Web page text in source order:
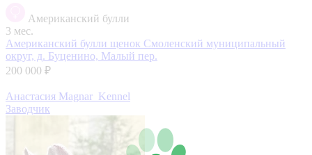
Американский булли
3 мес.
Американский булли щенок Смоленский муниципальный
округ, д. Буценино, Малый пер.
200 000 ₽
Анастасия Magnar_Kennel
Заводчик